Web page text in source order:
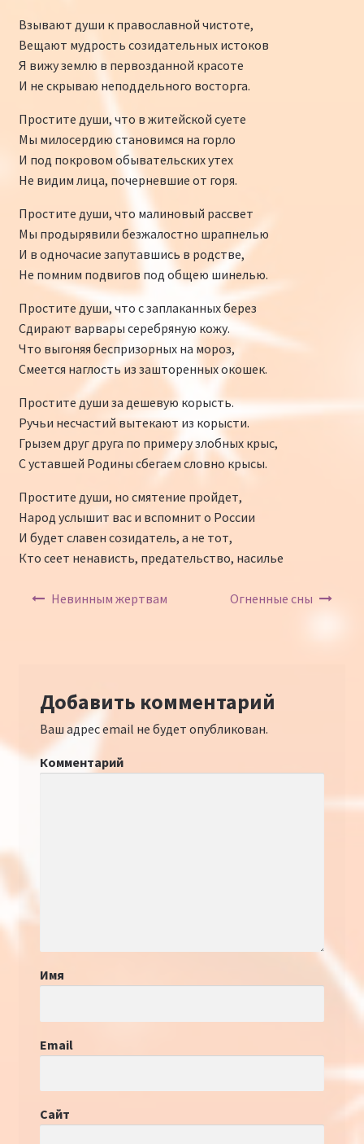
Взывают души к православной чистоте,
Вещают мудрость созидательных истоков
Я вижу землю в первозданной красоте
И не скрываю неподдельного восторга.
Простите души, что в житейской суете
Мы милосердию становимся на горло
И под покровом обывательских утех
Не видим лица, почерневшие от горя.
Простите души, что малиновый рассвет
Мы продырявили безжалостно шрапнелью
И в одночасие запутавшись в родстве,
Не помним подвигов под общею шинелью.
Простите души, что с заплаканных берез
Сдирают варвары серебряную кожу.
Что выгоняя беспризорных на мороз,
Смеется наглость из зашторенных окошек.
Простите души за дешевую корысть.
Ручьи несчастий вытекают из корысти.
Грызем друг друга по примеру злобных крыс,
С уставшей Родины сбегаем словно крысы.
Простите души, но смятение пройдет,
Народ услышит вас и вспомнит о России
И будет славен созидатель, а не тот,
Кто сеет ненависть, предательство, насилье
Навигация по записям
Невинным жертвам Огненные сны
Добавить комментарий
Ваш адрес email не будет опубликован.
Комментарий
Имя
Email
Сайт